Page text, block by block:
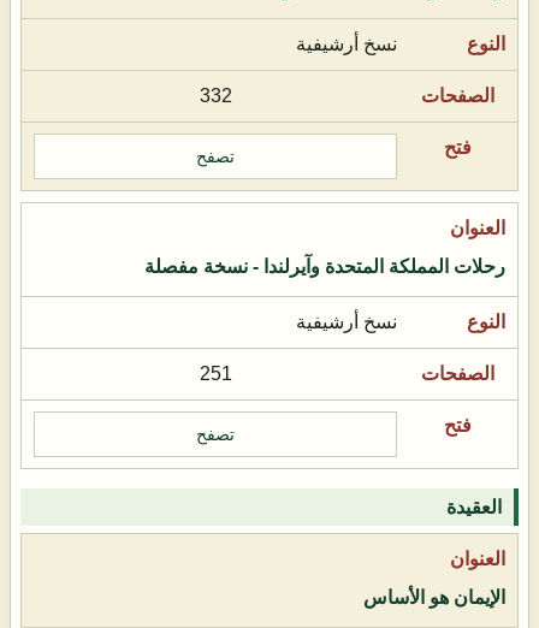
نسخ أرشيفية
332
تصفح
رحلات المملكة المتحدة وآيرلندا - نسخة مفصلة
نسخ أرشيفية
251
تصفح
العقيدة
الإيمان هو الأساس